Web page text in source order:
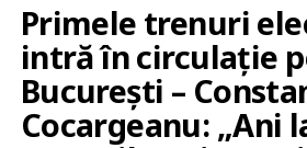
Primele trenuri
intră în circulație
București –
Cocargeanu: „Ani